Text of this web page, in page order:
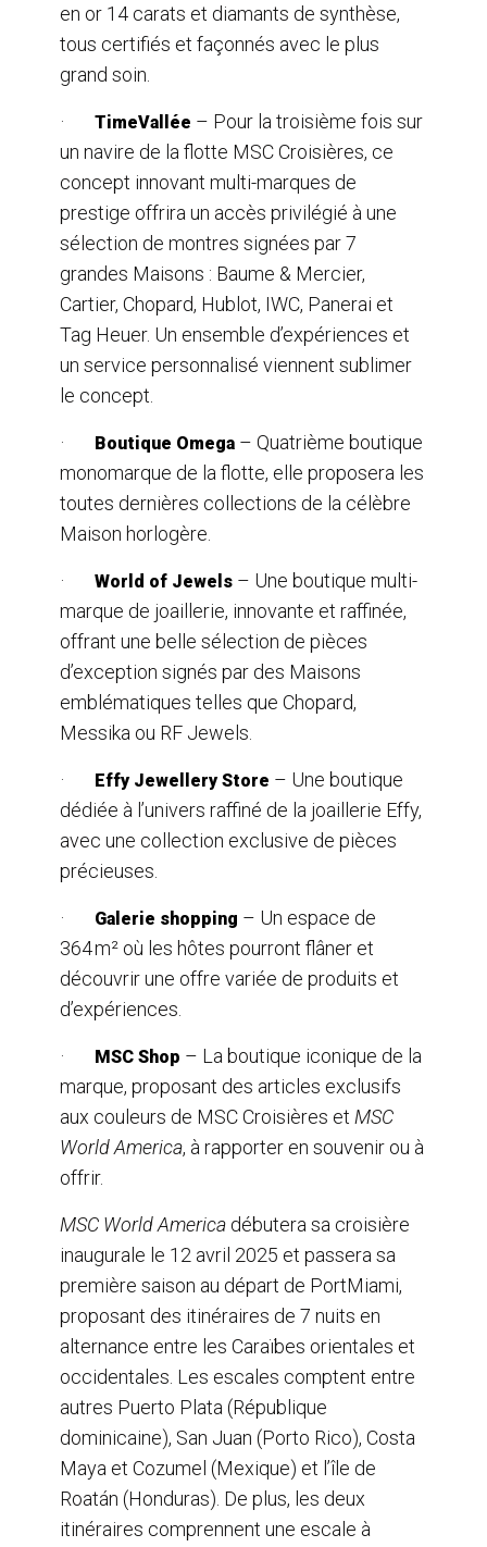
en or 14 carats et diamants de synthèse,
tous certifiés et façonnés avec le plus
grand soin.
· TimeVallée – Pour la troisième fois sur
un navire de la flotte MSC Croisières, ce
concept innovant multi-marques de
prestige offrira un accès privilégié à une
sélection de montres signées par 7
grandes Maisons : Baume & Mercier,
Cartier, Chopard, Hublot, IWC, Panerai et
Tag Heuer. Un ensemble d’expériences et
un service personnalisé viennent sublimer
le concept.
· Boutique Omega – Quatrième boutique
monomarque de la flotte, elle proposera les
toutes dernières collections de la célèbre
Maison horlogère.
· World of Jewels – Une boutique multi-
marque de joaillerie, innovante et raffinée,
offrant une belle sélection de pièces
d’exception signés par des Maisons
emblématiques telles que Chopard,
Messika ou RF Jewels.
· Effy Jewellery Store – Une boutique
dédiée à l’univers raffiné de la joaillerie Effy,
avec une collection exclusive de pièces
précieuses.
· Galerie shopping – Un espace de
364 m² où les hôtes pourront flâner et
découvrir une offre variée de produits et
d’expériences.
· MSC Shop – La boutique iconique de la
marque, proposant des articles exclusifs
aux couleurs de MSC Croisières et MSC
World America, à rapporter en souvenir ou à
offrir.
MSC World America débutera sa croisière
inaugurale le 12 avril 2025 et passera sa
première saison au départ de PortMiami,
proposant des itinéraires de 7 nuits en
alternance entre les Caraïbes orientales et
occidentales. Les escales comptent entre
autres Puerto Plata (République
dominicaine), San Juan (Porto Rico), Costa
Maya et Cozumel (Mexique) et l’île de
Roatán (Honduras). De plus, les deux
itinéraires comprennent une escale à